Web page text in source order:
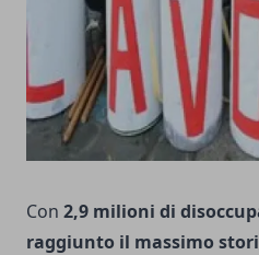
Con 2,9 milioni di
raggiunto il massimo